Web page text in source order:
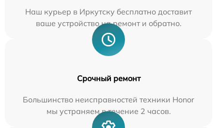
Наш курьер в Иркутску бесплатно доставит
ваше устройство на ремонт и обратно.
Срочный ремонт
Большинство неисправностей техники Honor
мы устраняем в течение 2 часов.